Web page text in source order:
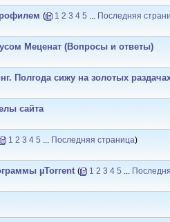
( 1 2 3 4 5 ... Последняя
Меценат (Вопросы и ответы)
Полгода сижу на золотых
сайта
1 2 3 4 5 ... Последняя страница)
µTorrent ( 1 2 3 4 5 ...